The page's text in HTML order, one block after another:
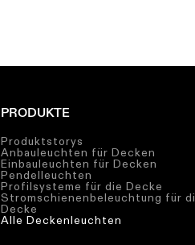
PRODUKTE
Produktstorys
Anbauleuchten für Decken
Einbauleuchten für Decken
Pendelleuchten
Profilsysteme für die Decke
Stromschienenbeleuchtung für
Decke
Alle Deckenleuchten